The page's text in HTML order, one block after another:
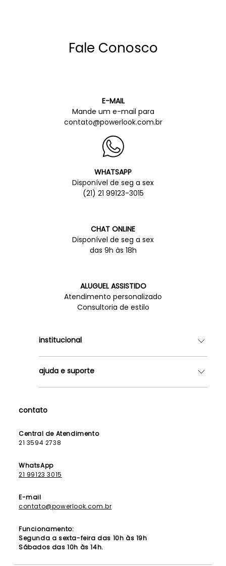
Fale Conosco
E-MAIL
Mande um e-mail para
contato@powerlook.com.br
WHATSAPP
Disponível de seg a sex
(21) 21 99123-3015
CHAT ONLINE
Disponível de seg a sex
das 9h às 18h
ALUGUEL ASSISTIDO
Atendimento personalizado
Consultoria de estilo
institucional
Lojas
Como Funciona
Lista de Formandas
ajuda e suporte
Política de Privacidade
contato
Central de Atendimento
21 3594 2738
WhatsApp
21 99123 3015
E-mail
contato@powerlook.com.br
Funcionamento:
Segunda a sexta-feira das 10h às 19h
Sábados das 10h às 14h.